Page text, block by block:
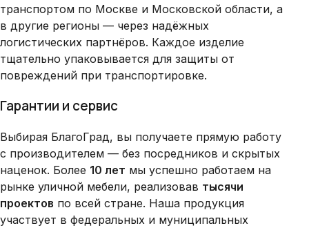
транспортом по Москве и Московской области, а
в другие регионы — через надёжных
логистических партнёров. Каждое изделие
тщательно упаковывается для защиты от
повреждений при транспортировке.
Гарантии и сервис
Выбирая БлагоГрад, вы получаете прямую работу
с производителем — без посредников и скрытых
наценок. Более 10 лет мы успешно работаем на
рынке уличной мебели, реализовав тысячи
проектов по всей стране. Наша продукция
участвует в федеральных и муниципальных